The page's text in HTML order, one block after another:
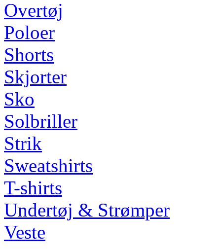
Overtøj
Poloer
Shorts
Skjorter
Sko
Solbriller
Strik
Sweatshirts
T-shirts
Undertøj & Strømper
Veste